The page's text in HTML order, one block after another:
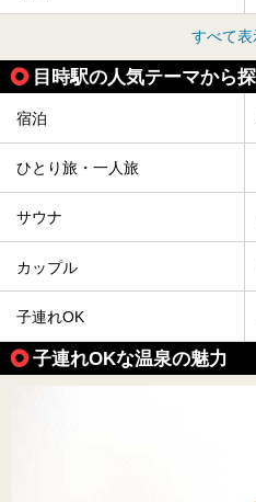
すべて表
目時駅の人気テーマから
宿泊
ひとり旅・一人旅
サウナ
カップル
子連れOK
子連れOKな温泉の魅力